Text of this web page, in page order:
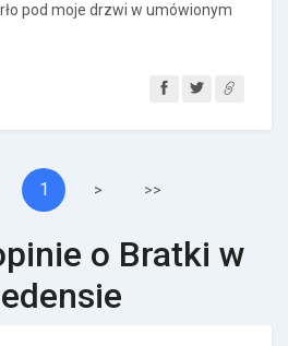
pod moje drzwi w umówionym
1 > >>
o Bratki w